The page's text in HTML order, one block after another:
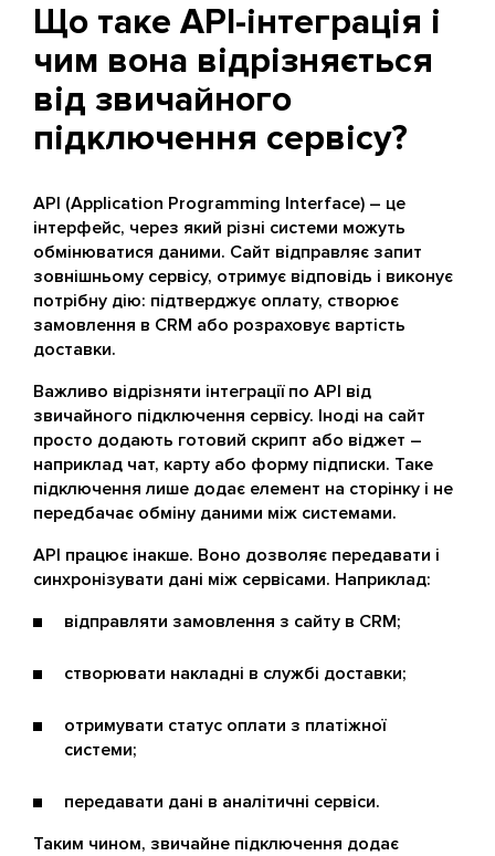
Що таке API-інтеграція і
чим вона відрізняється
від звичайного
підключення сервісу?
API (Application Programming Interface) – це
інтерфейс, через який різні системи можуть
обмінюватися даними. Сайт відправляє запит
зовнішньому сервісу, отримує відповідь і виконує
потрібну дію: підтверджує оплату, створює
замовлення в CRM або розраховує вартість
доставки.
Важливо відрізняти інтеграції по API від
звичайного підключення сервісу. Іноді на сайт
просто додають готовий скрипт або віджет –
наприклад чат, карту або форму підписки. Таке
підключення лише додає елемент на сторінку і не
передбачає обміну даними між системами.
API працює інакше. Воно дозволяє передавати і
синхронізувати дані між сервісами. Наприклад:
відправляти замовлення з сайту в CRM;
створювати накладні в службі доставки;
отримувати статус оплати з платіжної
системи;
передавати дані в аналітичні сервіси.
Таким чином, звичайне підключення додає